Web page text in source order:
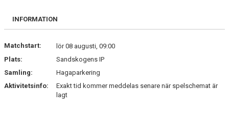
MATCHER
TRUPPEN
BILDGALLERI
INFORMATION
Matchstart:
lör 08 augusti, 09:00
Plats:
Sandskogens IP
Samling:
Hagaparkering
Aktivitetsinfo:
Exakt tid kommer meddelas senare när spelschemat är
lagt